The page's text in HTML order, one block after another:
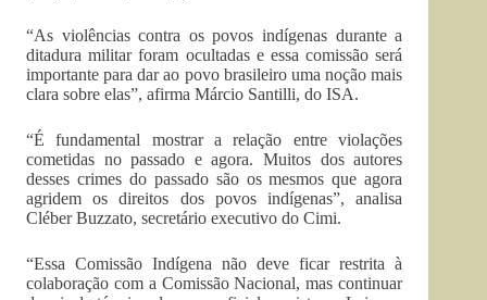
“As violências contra os povos indígenas durante a
ditadura militar foram ocultadas e essa comissão será
importante para dar ao povo brasileiro uma noção mais
clara sobre elas”, afirma Márcio Santilli, do ISA.
“É fundamental mostrar a relação entre violações
cometidas no passado e agora. Muitos dos autores
desses crimes do passado são os mesmos que agora
agridem os direitos dos povos indígenas”, analisa
Cléber Buzzato, secretário executivo do Cimi.
“Essa Comissão Indígena não deve ficar restrita à
colaboração com a Comissão Nacional, mas continuar